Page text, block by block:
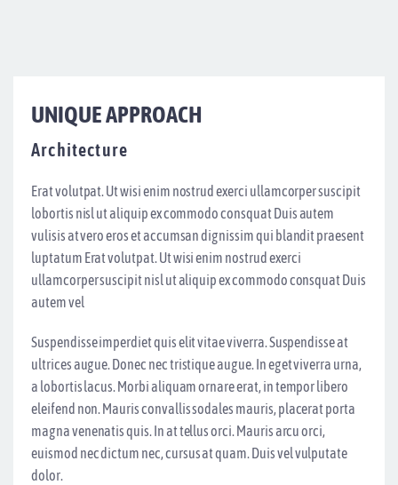
UNIQUE APPROACH
Architecture
Erat volutpat. Ut wisi enim nostrud exerci ullamcorper suscipit
lobortis nisl ut aliquip ex commodo consquat Duis autem
vulisis at vero eros et accumsan dignissim qui blandit praesent
luptatum Erat volutpat. Ut wisi enim nostrud exerci
ullamcorper suscipit nisl ut aliquip ex commodo consquat Duis
autem vel
Suspendisse imperdiet quis elit vitae viverra. Suspendisse at
ultrices augue. Donec nec tristique augue. In eget viverra urna,
a lobortis lacus. Morbi aliquam ornare erat, in tempor libero
eleifend non. Mauris convallis sodales mauris, placerat porta
magna venenatis quis. In at tellus orci. Mauris arcu orci,
euismod nec dictum nec, cursus at quam. Duis vel vulputate
dolor.